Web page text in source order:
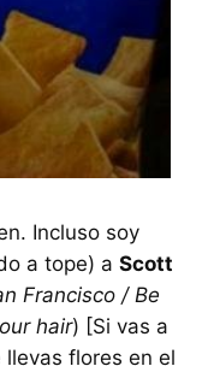
Incluso soy
a tope) a Scott
Francisco / Be
hair) [Si vas a
flores en el